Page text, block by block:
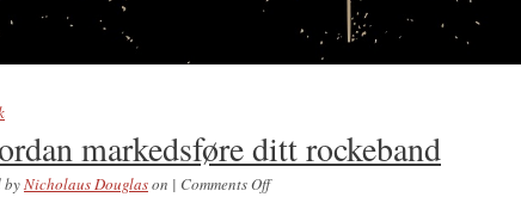
markedsføre ditt rockeband
byNicholaus Douglason | Comments Offon Hvordan markedsføre ditt rockeband